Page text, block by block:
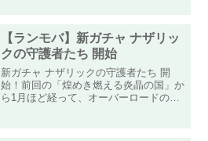
というものを今のところ見た...
【ランモバ】新ガチャ ナザリッ
クの守護者たち 開始
新ガチャ ナザリックの守護者たち 開
始！前回の「煌めき燃える炎晶の国」か
ら1月ほど経って、オーバーロードのコ